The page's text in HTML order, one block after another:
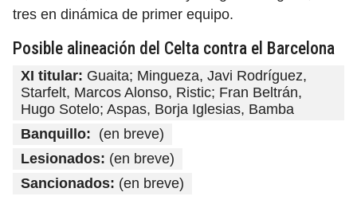
tres en dinámica de primer equipo.
Posible alineación del Celta contra el Barcelona
XI titular: Guaita; Mingueza, Javi Rodríguez,
Starfelt, Marcos Alonso, Ristic; Fran Beltrán,
Hugo Sotelo; Aspas, Borja Iglesias, Bamba
Banquillo: (en breve)
Lesionados: (en breve)
Sancionados: (en breve)